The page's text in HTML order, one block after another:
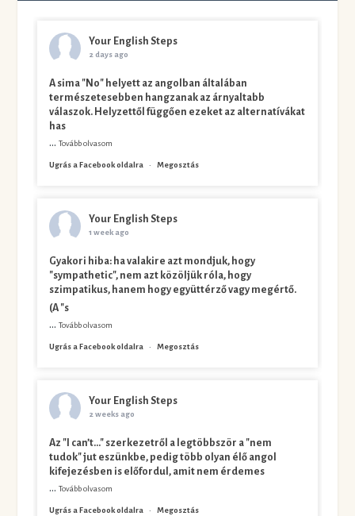
Your English Steps
2 days ago
A sima "No" helyett az angolban általában
természetesebben hangzanak az árnyaltabb
válaszok. Helyzettől függően ezeket az alternatívákat
has
...Tovább olvasom
Ugrás a Facebook oldalra · Megosztás
Your English Steps
1 week ago
Gyakori hiba: ha valakire azt mondjuk, hogy
"sympathetic", nem azt közöljük róla, hogy
szimpatikus, hanem hogy együttérző vagy megértő.
(A "s
...Tovább olvasom
Ugrás a Facebook oldalra · Megosztás
Your English Steps
2 weeks ago
Az "I can’t…" szerkezetről a legtöbbször a "nem
tudok" jut eszünkbe, pedig több olyan élő angol
kifejezésben is előfordul, amit nem érdemes
...Tovább olvasom
Ugrás a Facebook oldalra · Megosztás